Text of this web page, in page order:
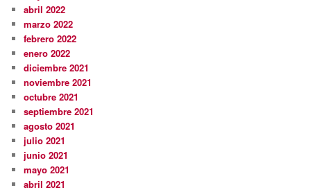
abril 2022
marzo 2022
febrero 2022
enero 2022
diciembre 2021
noviembre 2021
octubre 2021
septiembre 2021
agosto 2021
julio 2021
junio 2021
mayo 2021
abril 2021